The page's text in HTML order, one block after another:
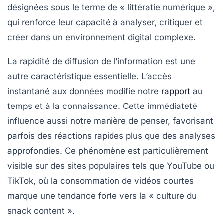
désignées sous le terme de « littératie numérique »,
qui renforce leur capacité à analyser, critiquer et
créer dans un environnement digital complexe.
La rapidité de diffusion de l’information est une
autre caractéristique essentielle. L’accès
instantané aux données modifie notre rapport au
temps et à la connaissance. Cette immédiateté
influence aussi notre manière de penser, favorisant
parfois des réactions rapides plus que des analyses
approfondies. Ce phénomène est particulièrement
visible sur des sites populaires tels que YouTube ou
TikTok, où la consommation de vidéos courtes
marque une tendance forte vers la « culture du
snack content ».